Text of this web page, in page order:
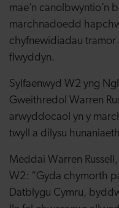
mae’n canolbwyntio’n
marchnadoedd
chyfnewidiadau tramor
flwyddyn.
Sylfaenwyd W2 yng
Gweithredol Warren
arwyddocaol yn y
twyll a dilysu
Meddai Warren
W2: “Gyda chymorth
Datblygu Cymru,